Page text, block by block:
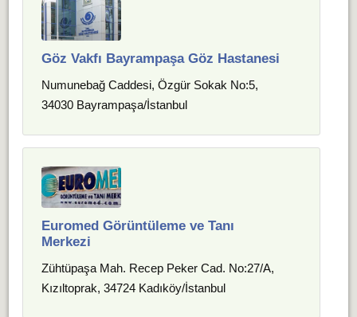
Göz Vakfı Bayrampaşa Göz Hastanesi
Numunebağ Caddesi, Özgür Sokak No:5,
34030 Bayrampaşa/İstanbul
Euromed Görüntüleme ve Tanı
Merkezi
Zühtüpaşa Mah. Recep Peker Cad. No:27/A,
Kızıltoprak, 34724 Kadıköy/İstanbul